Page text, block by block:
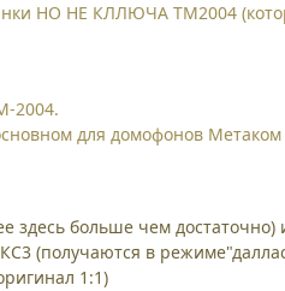
НО НЕ КЛЛЮЧА ТМ2004
2004.
для домофонов
больше чем достаточно)
(получаются в
1:1)